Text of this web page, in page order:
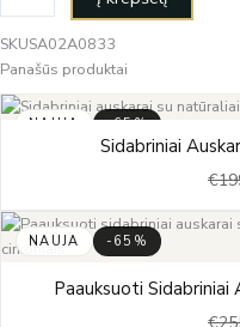
SKUSA02A0833
Panašūs produktai
NAUJA -65%
Sidabriniai
€
NAUJA -65%
Paauksuoti Sidabriniai